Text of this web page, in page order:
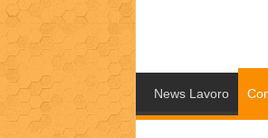
News Lavoro